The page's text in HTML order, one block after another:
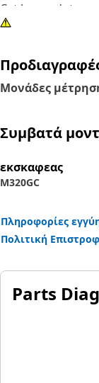
Cat heavy-duty
couplings are
combination is
that yields
Μονάδες
Συμβατά
εκσκαφεας
M320GC
Πληροφορίες
Πολιτική
Parts